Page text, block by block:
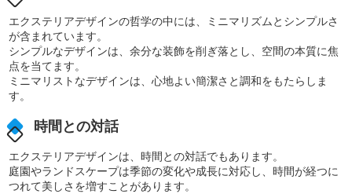
エクステリアデザインの哲学の中には、ミニマリズムとシンプルさ
が含まれています。
シンプルなデザインは、余分な装飾を削ぎ落とし、空間の本質に焦
点を当てます。
ミニマリストなデザインは、心地よい簡潔さと調和をもたらしま
す。
時間との対話
エクステリアデザインは、時間との対話でもあります。
庭園やランドスケープは季節の変化や成長に対応し、時間が経つに
つれて美しさを増すことがあります。